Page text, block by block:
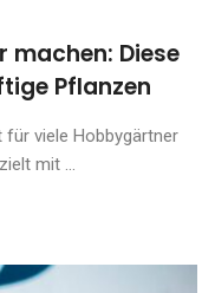
machen: Diese
Pflanzen
viele Hobbygärtner
mit ...